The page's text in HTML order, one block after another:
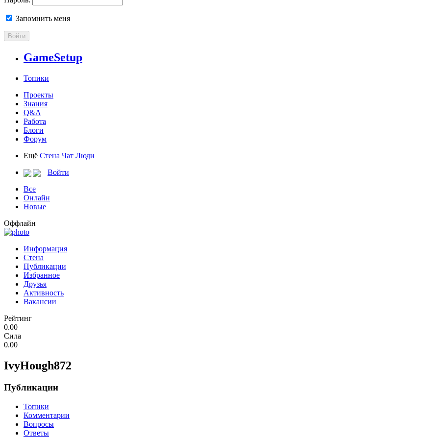
Запомнить меня
Войти
GameSetup
Топики
Проекты
Знания
Q&A
Работа
Блоги
Форум
Ещё Стена Чат Люди
Войти
Все
Онлайн
Новые
Оффлайн
Информация
Стена
Публикации
Избранное
Друзья
Активность
Вакансии
Рейтинг
0.00
Сила
0.00
IvyHough872
Публикации
Топики
Комментарии
Вопросы
Ответы